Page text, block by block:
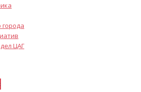
города
ЦАГ